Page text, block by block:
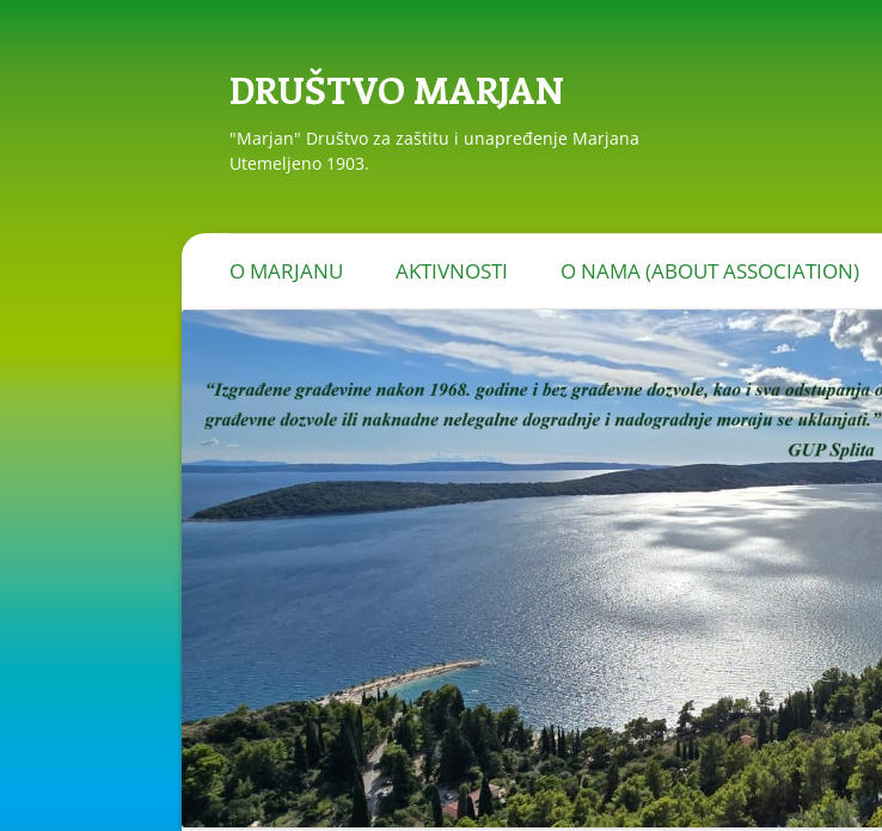
DRUŠTVO MARJAN
"Marjan" Društvo za zaštitu i unapređenje Marjana
Utemeljeno 1903.
Skoči
sadržaja
O MARJANU AKTIVNOSTI
PRIOPĆENJA I REAGIRANJA
O NAMA (ABOUT ASSOCIATION)
POVIJEST DRUŠTVA
MARJAN (HISTORY OF THE
MARJAN ASSOCIATION)
STATUT DRUŠTVA MARJAN
I PROGRAM RADA
UPRAVNI ODBOR DRUŠTVA
MARJAN
POSTUPAK ZA UČLANJENJE
(MEMBERSHIP
PROCEDURE)